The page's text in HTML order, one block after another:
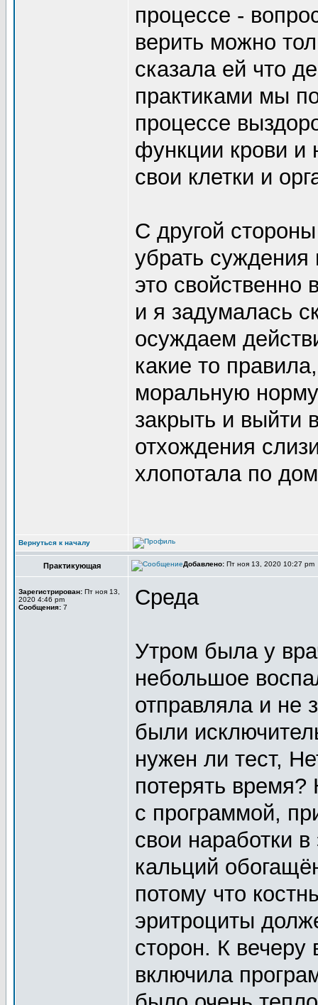
процессе -
верить можно
сказала ей что
практиками мы
процессе
функции крови и
свои клетки и
С другой
убрать суждения
это
и я задумалась
осуждаем
какие то
моральную
закрыть и выйти
отхождения
хлопотала по
Вернуться к началу
Практикующая Добавлено: Пт ноя 13, 2020 10:27 pm
Зарегистрирован: Пт ноя 13,
2020 4:46 pm
Сообщения: 7 Среда
Утром была у
небольшое
отправляла и не
были
нужен ли тест,
потерять
с программой,
свои наработки
кальций
потому что
эритроциты
сторон. К вечеру
включила